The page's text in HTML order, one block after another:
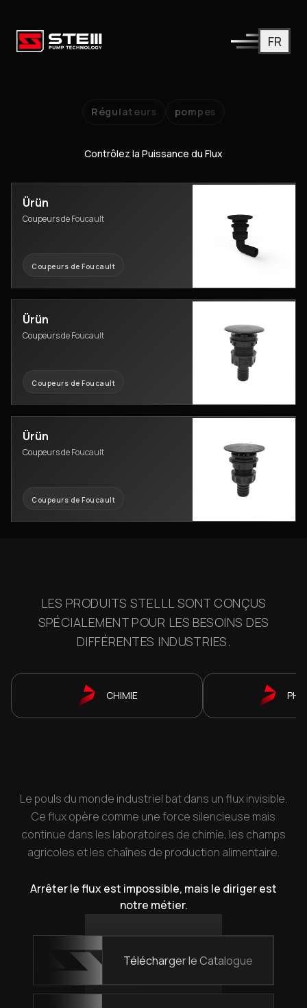
FR
Régulateurs pompes
Contrôlez la Puissance du Flux
Ürün
Coupeurs de Foucault
Coupeurs de Foucault
Ürün
Coupeurs de Foucault
Coupeurs de Foucault
Ürün
Coupeurs de Foucault
Coupeurs de Foucault
LES PRODUITS STELLL SONT CONÇUS
SPÉCIALEMENT POUR LES BESOINS DES
DIFFÉRENTES INDUSTRIES.
CHIMIE
Le pouls du monde industriel bat dans un flux invisible.
Ce flux opère comme une force silencieuse mais
continue dans les laboratoires de chimie, les champs
agricoles et les chaînes de production alimentaire.
Arrêter le flux est impossible, mais le diriger est
notre métier.
Télécharger le Catalogue